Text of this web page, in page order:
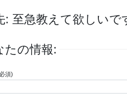
: 至急教えて欲しいで
たの情報:
須)